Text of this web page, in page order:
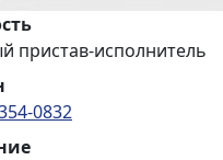
пристав-исполнитель
0832